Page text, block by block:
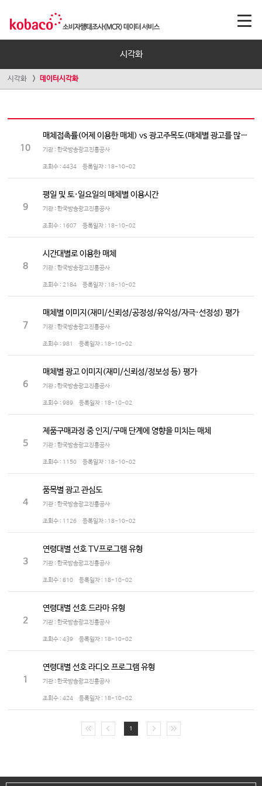
시각화
시각화 데이터시각화
10
매체접촉률(어제 이용한 매체) vs 광고주목도(매체별 광고를 많이 보는/듣는 정도)
기관 : 한국방송광고진흥공사
조회수 : 4434 등록일자 : 18-10-02
9
평일 및 토·일요일의 매체별 이용시간
기관 : 한국방송광고진흥공사
조회수 : 1607 등록일자 : 18-10-02
8
시간대별로 이용한 매체
기관 : 한국방송광고진흥공사
조회수 : 2184 등록일자 : 18-10-02
7
매체별 이미지(재미/신뢰성/공정성/유익성/자극·선정성) 평가
기관 : 한국방송광고진흥공사
조회수 : 981 등록일자 : 18-10-02
6
매체별 광고 이미지(재미/신뢰성/정보성 등) 평가
기관 : 한국방송광고진흥공사
조회수 : 989 등록일자 : 18-10-02
5
제품구매과정 중 인지/구매 단계에 영향을 미치는 매체
기관 : 한국방송광고진흥공사
조회수 : 1150 등록일자 : 18-10-02
4
품목별 광고 관심도
기관 : 한국방송광고진흥공사
조회수 : 1126 등록일자 : 18-10-02
3
연령대별 선호 TV프로그램 유형
기관 : 한국방송광고진흥공사
조회수 : 810 등록일자 : 18-10-02
2
연령대별 선호 드라마 유형
기관 : 한국방송광고진흥공사
조회수 : 439 등록일자 : 18-10-02
1
연령대별 선호 라디오 프로그램 유형
기관 : 한국방송광고진흥공사
조회수 : 424 등록일자 : 18-10-02
1